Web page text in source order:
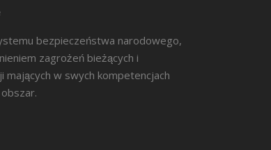
bezpieczeństwa narodowego,
zagrożeń bieżących i
mających w swych kompetencjach